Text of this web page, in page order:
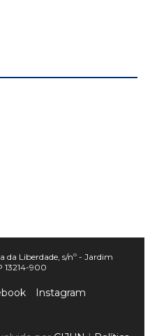
da Liberdade, s/nº - Jardim
13214-900
Instagram